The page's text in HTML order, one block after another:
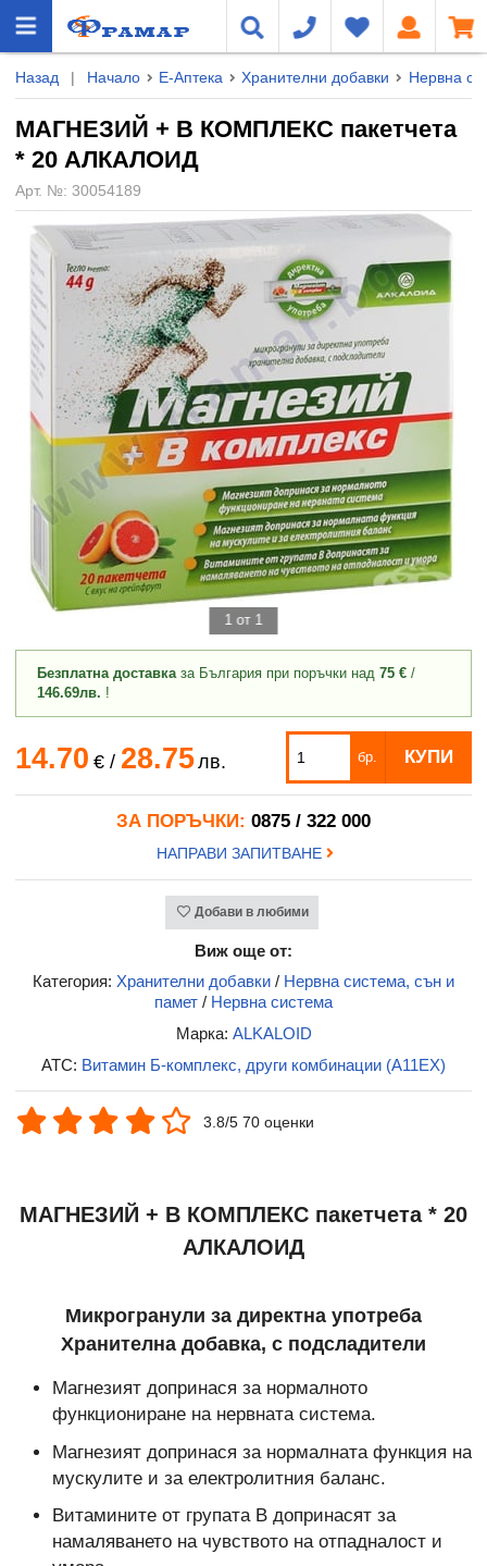
Назад | Начало Е-Аптека Хранителни добавки Нервна
МАГНЕЗИЙ + B КОМПЛЕКС пакетчета
* 20 АЛКАЛОИД
Арт. №: 30054189
1 от 1
Безплатна доставказа България при поръчки над 75 € /
146.69лв. !
14.70 €/ 28.75лв. бр. КУПИ
ЗА ПОРЪЧКИ: 0875 / 322 000
НАПРАВИ ЗАПИТВАНЕ
Добави в любими
Виж още от:
Категория: Хранителни добавки / Нервна система, сън и
памет / Нервна система
Марка: ALKALOID
ATC: Витамин Б-комплекс, други комбинации (A11EX)
3.8/5 70 оценки
МАГНЕЗИЙ + B КОМПЛЕКС пакетчета * 20
АЛКАЛОИД
Микрогранули за директна употреба
Хранителна добавка, с подсладители
Магнезият допринася за нормалното
функциониране на нервната система.
Магнезият допринася за нормалната функция на
мускулите и за електролитния баланс.
Витамините от групата B допринасят за
намаляването на чувството на отпадналост и